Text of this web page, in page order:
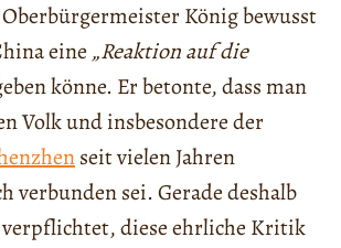
König bewusst
eine„Reaktion auf die
könne. Er betonte, dass man
Volk und insbesondere der
seit vielen Jahren
verbunden sei. Gerade deshalb
diese ehrliche Kritik